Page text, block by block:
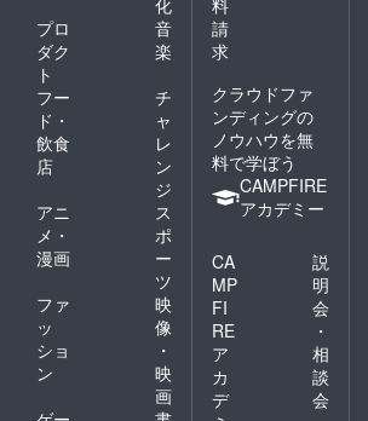
プロ
ダク
ト
音
楽
フー
ド・
飲食
店
チ
ャ
レ
ン
ジ
アニ
メ・
漫画
ス
ポ
ー
ツ
ファ
ッ
ショ
ン
映
像
・
映
画
請
求
クラウドファ
ンディングの
ノウハウを無
料で学ぼう
CAMPFIRE
アカデミー
CA
MP
FI
RE
ア
カ
デ
説
明
会
・
相
談
会